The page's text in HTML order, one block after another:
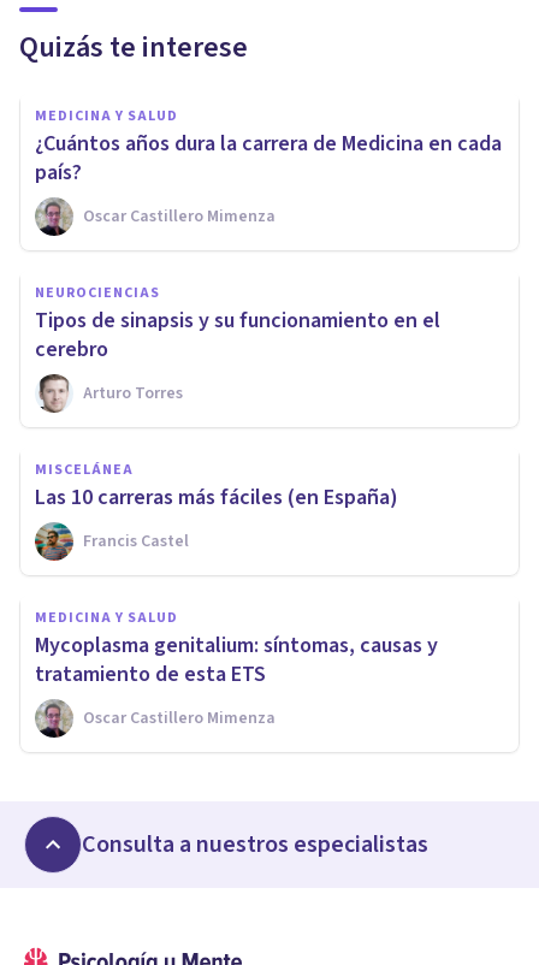
Quizás te interese
MEDICINA Y SALUD
¿Cuántos años dura la carrera de Medicina en cada
país?
Oscar Castillero Mimenza
NEUROCIENCIAS
Tipos de sinapsis y su funcionamiento en el
cerebro
Arturo Torres
MISCELÁNEA
Las 10 carreras más fáciles (en España)
Francis Castel
MEDICINA Y SALUD
Mycoplasma genitalium: síntomas, causas y
tratamiento de esta ETS
Oscar Castillero Mimenza
Consulta a nuestros especialistas